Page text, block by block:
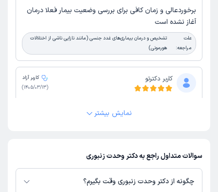
برخوردعالی و زمان کافی برای بررسی وضعیت بیمار فعلا درمان
آغاز نشده است
علت
مراجعه:
تشخیص و درمان بیماری‌های غدد جنسی (مانند نازایی ناشی از اختلالات
هورمونی)
کاربر دکترتو
کاربر آزاد
(
1405/03/13
)
نتیجه گرفتم.
علت
مراجعه:
تشخیص و درمان بیماری‌های غدد جنسی (مانند نازایی ناشی از اختلالات
هورمونی)
نمایش بیشتر
سوالات متداول راجع به دکتر وحدت زنبوری
چگونه از دکتر وحدت زنبوری وقت بگیرم؟